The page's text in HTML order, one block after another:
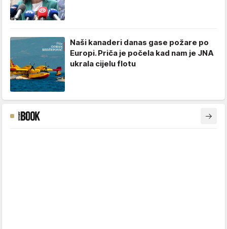
Naši kanaderi danas gase požare po
Europi. Priča je počela kad nam je JNA
ukrala cijelu flotu